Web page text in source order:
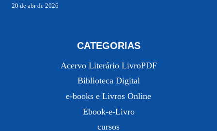
20 de abr de 2026
CATEGORIAS
Acervo Literário LivroPDF
Biblioteca Digital
e-books e Livros Online
Ebook-e-Livro
cursos